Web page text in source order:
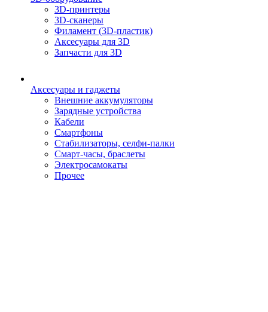
3D-принтеры
3D-сканеры
Филамент (3D-пластик)
Аксесуары для 3D
Запчасти для 3D
Аксесуары и гаджеты
Внешние аккумуляторы
Зарядные устройства
Кабели
Смартфоны
Стабилизаторы, селфи-палки
Смарт-часы, браслеты
Электросамокаты
Прочее